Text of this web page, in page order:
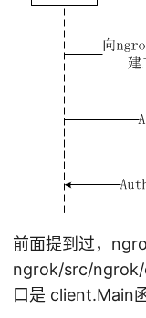
前面提到过，
ngrok/src/ngrok/
口是 client.Main函